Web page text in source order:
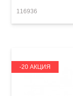
116936
-20 АКЦИЯ